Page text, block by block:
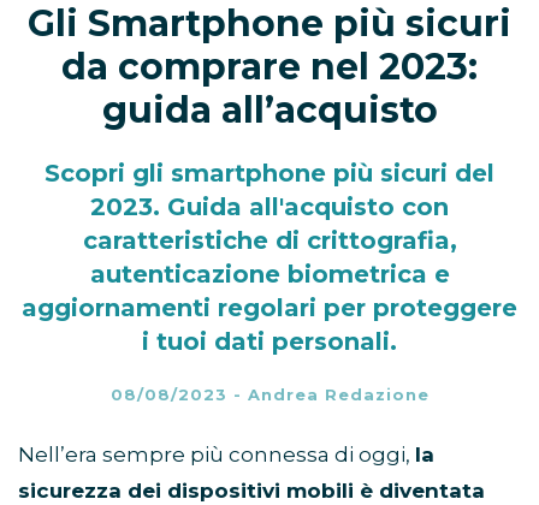
Gli Smartphone più sicuri
da comprare nel 2023:
guida all’acquisto
Scopri gli smartphone più sicuri del
2023. Guida all'acquisto con
caratteristiche di crittografia,
autenticazione biometrica e
aggiornamenti regolari per proteggere
i tuoi dati personali.
08/08/2023 - Andrea Redazione
Nell’era sempre più connessa di oggi, la
sicurezza dei dispositivi mobili è diventata